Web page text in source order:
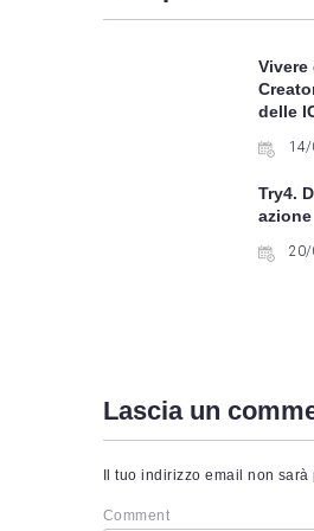
02 Ready for the digital
02 Ready for the digital
02 Ready for the digital
02 Ready for the digital
02 Ready for the digital
03 Pitch of digital
03 Pitch of digital
delle
14/
Try4.
azione
20/
Lascia un
Il tuo indirizzo email non
Comment